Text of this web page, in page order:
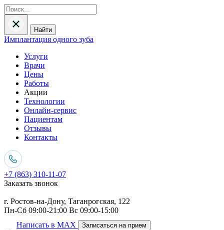
Найти
Имплантация одного зуба
Услуги
Врачи
Цены
Работы
Акции
Технологии
Онлайн-сервис
Пациентам
Отзывы
Контакты
+7 (863) 310-11-07
Заказать звонок
г. Ростов-на-Дону, Таганрогская, 122
Пн-Сб 09:00-21:00 Вс 09:00-15:00
Написать в MAX
Записаться на прием